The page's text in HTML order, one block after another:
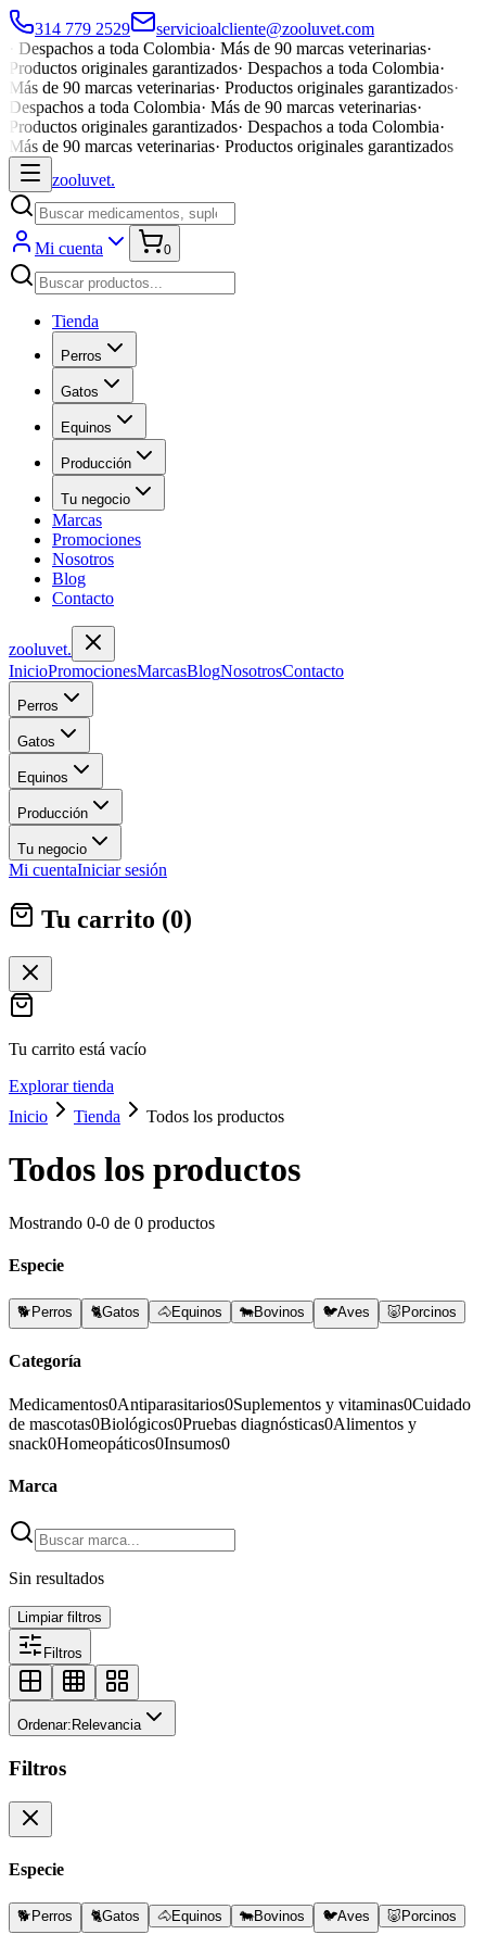
314 779 2529
servicioalcliente@zooluvet.com
Despachos a toda Colombia· Más de 90 marcas veterinarias·
Productos originales garantizados· Despachos a toda Colombia·
Más de 90 marcas veterinarias· Productos originales garantizados·
Despachos a toda Colombia· Más de 90 marcas veterinarias·
Productos originales garantizados· Despachos a toda Colombia·
Más de 90 marcas veterinarias· Productos originales garantizados
zooluvet.
Mi cuenta 0
Tienda
Perros
Gatos
Equinos
Producción
Tu negocio
Marcas
Promociones
Nosotros
Blog
Contacto
zooluvet.
InicioPromocionesMarcasBlogNosotrosContacto
Perros
Gatos
Equinos
Producción
Tu negocio
Mi cuentaIniciar sesión
Tu carrito (0)
Tu carrito está vacío
Explorar tienda
Inicio
Tienda Todos los productos
Todos los productos
Mostrando 0-0 de 0 productos
Especie
🐕 Perros 🐈Gatos 🐴Equinos 🐄Bovinos 🐦Aves 🐷 Porcinos
Categoría
Medicamentos0Antiparasitarios0Suplementos y vitaminas0Cuidado
de mascotas0Biológicos0Pruebas diagnósticas0Alimentos y
snack0Homeopáticos0Insumos0
Marca
Sin resultados
Limpiar filtros
Filtros
Ordenar: Relevancia
Filtros
Especie
🐕 Perros 🐈Gatos 🐴Equinos 🐄Bovinos 🐦Aves 🐷 Porcinos